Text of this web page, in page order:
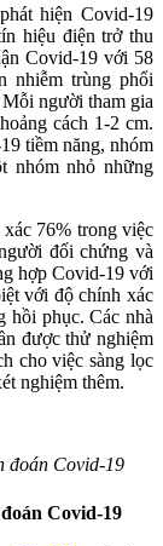
hiện Covid-19
hiệu điện trở thu
Covid-19 với 58
nhiễm trùng phổi
người tham gia
cách 1-2 cm.
tiềm năng, nhóm
nhóm nhỏ những
76% trong việc
đối chứng và
hợp Covid-19 với
với độ chính xác
hồi phục. Các nhà
được thử nghiệm
cho việc sàng lọc
nghiệm thêm.
đoán Covid-19
Covid-19